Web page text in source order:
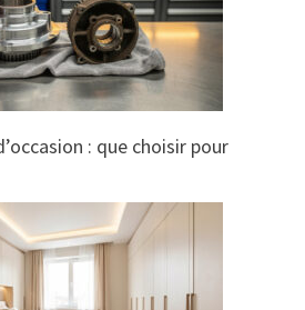
: que choisir pour